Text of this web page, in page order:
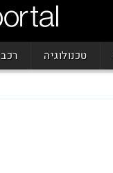
טכנולוגיה רכב